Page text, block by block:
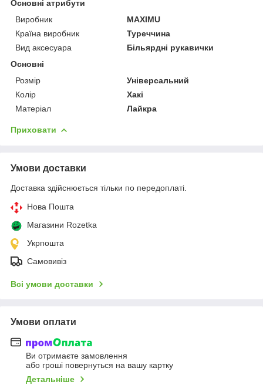
Основні атрибути
Виробник
MAXIMU
Країна виробник
Туреччина
Вид аксесуара
Більярдні рукавички
Основні
Розмір
Універсальний
Колір
Хакі
Матеріал
Лайкра
Приховати
Умови доставки
Доставка здійснюється тільки по передоплаті.
Нова Пошта
Магазини Rozetka
Укрпошта
Самовивіз
Всі умови доставки
Умови оплати
Ви отримаєте замовлення
або гроші повернуться на вашу картку
Детальніше